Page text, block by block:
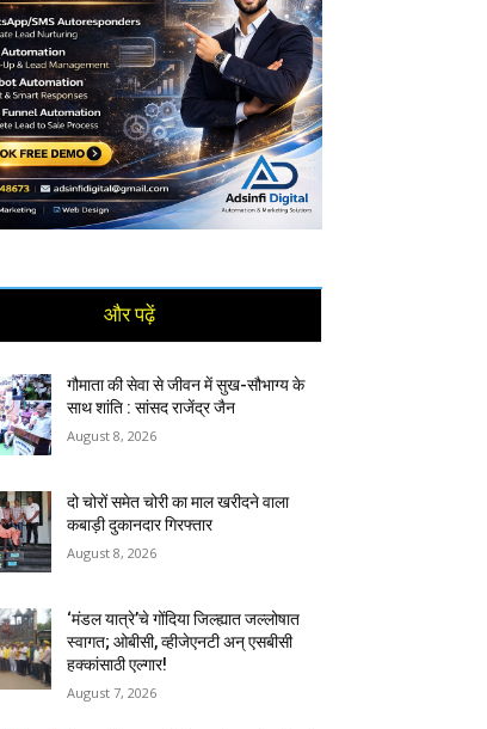
और पढ़ें
गौमाता की सेवा से जीवन में सुख-सौभाग्य के
साथ शांति : सांसद राजेंद्र जैन
August 8, 2026
दो चोरों समेत चोरी का माल खरीदने वाला
कबाड़ी दुकानदार गिरफ्तार
August 8, 2026
‘मंडल यात्रे’चे गोंदिया जिल्ह्यात जल्लोषात
स्वागत; ओबीसी, व्हीजेएनटी अन् एसबीसी
हक्कांसाठी एल्गार!
August 7, 2026